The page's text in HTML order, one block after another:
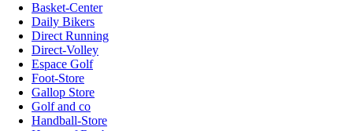
Basket-Center
Daily Bikers
Direct Running
Direct-Volley
Espace Golf
Foot-Store
Gallop Store
Golf and co
Handball-Store